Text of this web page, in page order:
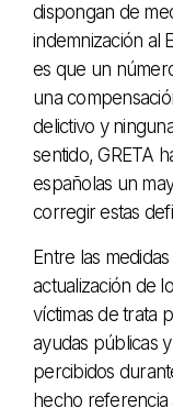
dispongan de
indemnización al
es que un
una
delictivo y
sentido, GRETA
españolas un
corregir estas
Entre las
actualización de
víctimas de trata
ayudas públicas
percibidos
hecho referencia